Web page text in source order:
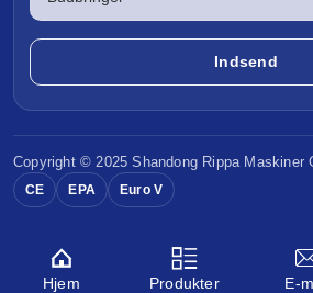
Copyright © 2025 Shandong Rippa Maskiner
CE EPA Euro V
Hjem Produkter E-